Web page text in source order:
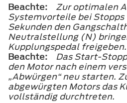
Beachte:
Zur optimalen
Systemvorteile bei Stopps
Sekunden den
Neutralstellung (N)
Kupplungspedal freigeben.
Beachte:
Das Start-
den Motor nach einem
„Abwürgen“ neu starten.
abgewürgten Motors das
vollständig durchtreten.